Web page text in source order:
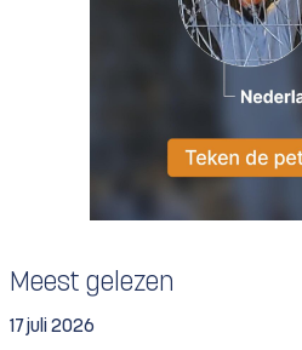
Meest gelezen
17 juli 2026